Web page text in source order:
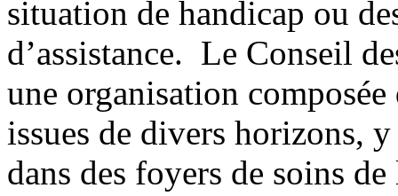
situation de handicap ou
d’assistance. Le Conseil
une organisation
issues de divers horizons,
dans des foyers de soins